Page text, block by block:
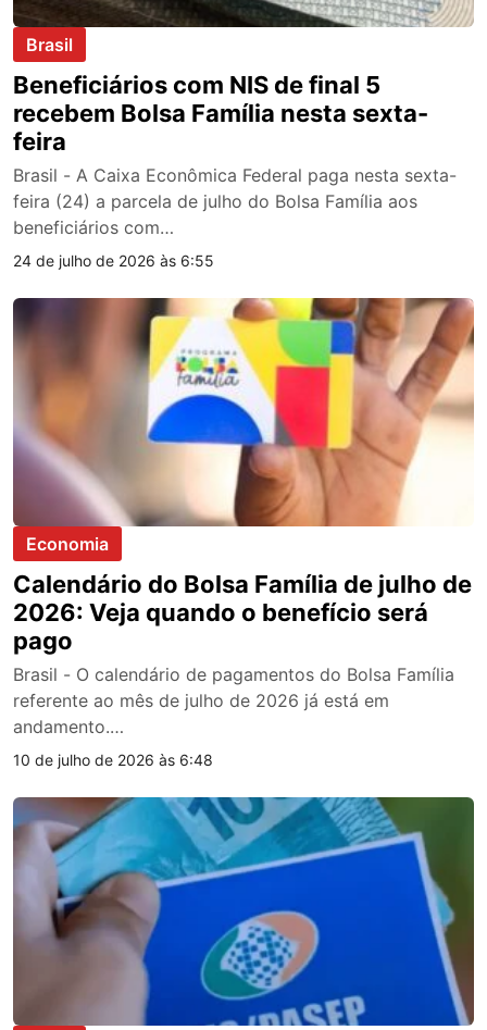
Brasil
Beneficiários com NIS de final 5
recebem Bolsa Família nesta sexta-
feira
Brasil - A Caixa Econômica Federal paga nesta sexta-
feira (24) a parcela de julho do Bolsa Família aos
beneficiários com…
24 de julho de 2026 às 6:55
Economia
Calendário do Bolsa Família de julho de
2026: Veja quando o benefício será
pago
Brasil - O calendário de pagamentos do Bolsa Família
referente ao mês de julho de 2026 já está em
andamento.…
10 de julho de 2026 às 6:48